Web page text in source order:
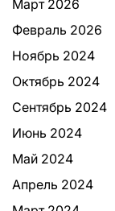
Март 2026
Февраль 2026
Ноябрь 2024
Октябрь 2024
Сентябрь 2024
Июнь 2024
Май 2024
Апрель 2024